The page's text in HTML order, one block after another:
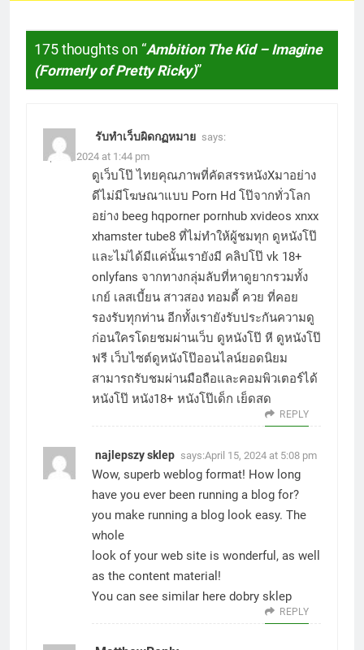
175 thoughts on “Ambition The Kid – Imagine
(Formerly of Pretty Ricky)”
รับทำเว็บผิดกฏหมาย says:
April 6, 2024 at 1:44 pm
ดูเว็บโป๊ ไทยคุณภาพที่คัดสรรหนังXมาอย่าง
ดีไม่มีโฆษณาแบบ Porn Hd โป๊จากทั่วโลก
อย่าง beeg hqporner pornhub xvideos xnxx
xhamster tube8 ที่ไม่ทำให้ผู้ชมทุก ดูหนังโป๊
และไม่ได้มีแค่นั้นเรายังมี คลิปโป๊ vk 18+
onlyfans จากทางกลุ่มลับที่หาดูยากรวมทั้ง
เกย์ เลสเบี้ยน สาวสอง ทอมดี้ ควย ที่คอย
รองรับทุกท่าน อีกทั้งเรายังรับประกันความดู
ก่อนใครโดยชมผ่านเว็บ ดูหนังโป๊ หี ดูหนังโป๊
ฟรี เว็บไซต์ดูหนังโป๊ออนไลน์ยอดนิยม
สามารถรับชมผ่านมือถือและคอมพิวเตอร์ได้
หนังโป๊ หนัง18+ หนังโป๊เด็ก เย็ดสด
REPLY
najlepszy sklep says:April 15, 2024 at 5:08 pm
Wow, superb weblog format! How long
have you ever been running a blog for?
you make running a blog look easy. The
whole
look of your web site is wonderful, as well
as the content material!
You can see similar here dobry sklep
REPLY